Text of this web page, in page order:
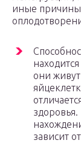
иные
они живут
зависит